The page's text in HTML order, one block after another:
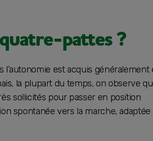
pattes ?
est acquis généralement
la plupart du temps, on observe
sollicités pour passer en position
spontanée vers la marche, adaptée